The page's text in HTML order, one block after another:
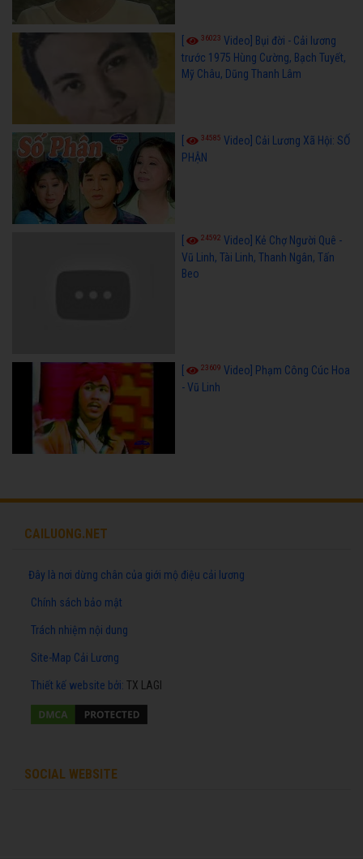
36023 Video] Bụi đời - Cải lương
trước 1975 Hùng Cường, Bạch Tuyết,
Mỹ Châu, Dũng Thanh Lâm
34585 Video] Cải Lương Xã Hội: SỐ
PHẬN
24592 Video] Kẻ Chợ Người Quê -
Vũ Linh, Tài Linh, Thanh Ngân, Tấn
Beo
23609 Video] Phạm Công Cúc Hoa
- Vũ Linh
CAILUONG.NET
Đây là nơi dừng chân của giới mộ điệu cải lương
Chính sách bảo mật
Trách nhiệm nội dung
Site-Map Cải Lương
Thiết kế website bởi: TX LAGI
SOCIAL WEBSITE